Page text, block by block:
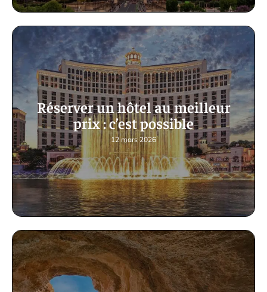
Réserver un hôtel au meilleur
prix : c’est possible
12 mars 2026